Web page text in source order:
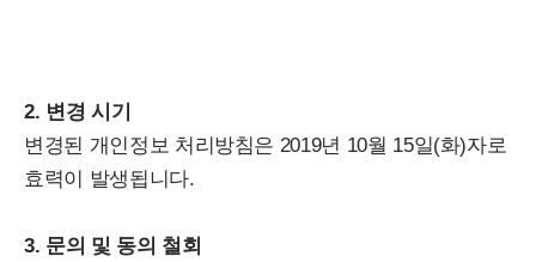
2. 변경 시기
변경된 개인정보 처리방침은 2019년 10월 15일(화)자로
효력이 발생됩니다.
3. 문의 및 동의 철회